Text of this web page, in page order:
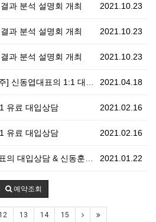
2021.10.23
과 분석 설명회 개최
2021.10.23
과 분석 설명회 개최
2021.10.23
과 분석 설명회 개최
2021.04.18
동엽대표의 1:1 대입 …
2021.02.16
유료 대입상담
2021.02.16
유료 대입상담
2021.01.22
입상담 & 신동훈본부장의…
예약조회
12 13 14 15